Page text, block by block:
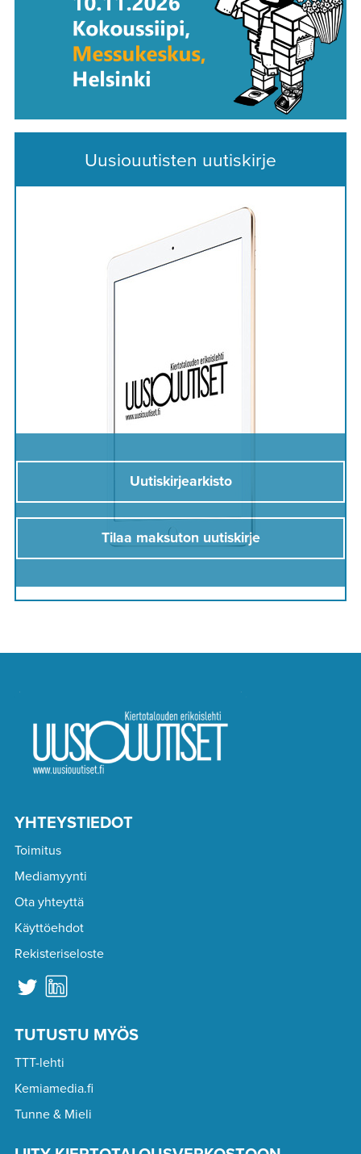
Uusiouutisten uutiskirje
Uutiskirjearkisto
Tilaa maksuton uutiskirje
YHTEYSTIEDOT
Toimitus
Mediamyynti
Ota yhteyttä
Käyttöehdot
Rekisteriseloste
TUTUSTU MYÖS
TTT-lehti
Kemiamedia.fi
Tunne & Mieli